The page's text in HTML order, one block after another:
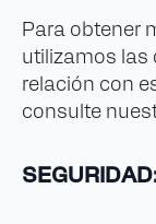
Para obtener
utilizamos las
relación con
consulte